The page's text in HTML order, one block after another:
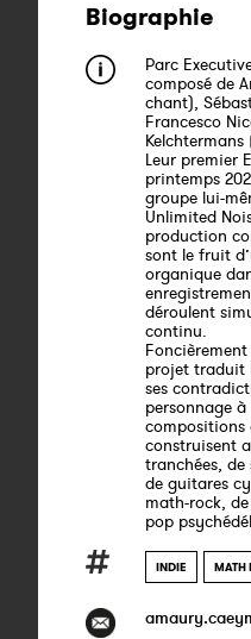
Biographie
Parc
composé de
chant),
Francesco
Leur premier
printemps
groupe lui-
Unlimited
production
sont le fruit
organique
déroulent
continu.
projet traduit
ses
personnage
compositions
construisent
tranchées,
de guitares
math-rock,
pop
INDIE MATH